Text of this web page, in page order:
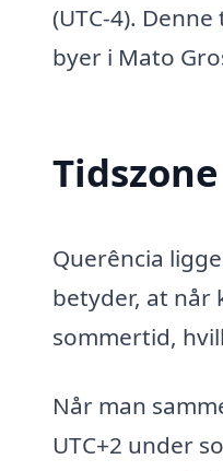
(UTC-4).
byer i Mato
Querência
betyder, at når
sommertid,
Når man
UTC+2 under